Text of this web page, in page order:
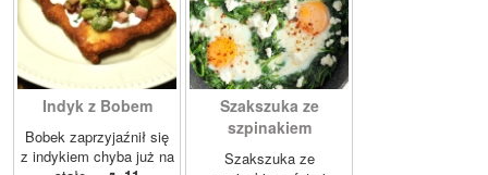
Indyk z Bobem
Bobek zaprzyjaźnił się
z indykiem chyba już na
Szakszuka ze
szpinakiem
Szakszuka ze